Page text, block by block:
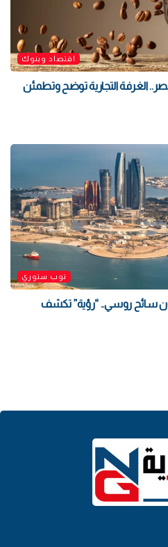
اقتصاد وبنوك
في مصر.. الغرفة التجارية توضح وتطمئن
توب ستوري
سائح روسي.. “رؤية” تكشف